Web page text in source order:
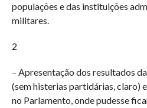
populações e das instituições
militares.
2
– Apresentação dos resultados
(sem histerias partidárias, claro)
no Parlamento, onde pudesse